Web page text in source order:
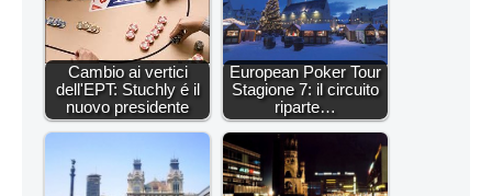
Cambio ai vertici
dell'EPT: Stuchly é il
nuovo presidente
European Poker Tour
Stagione 7: il circuito
riparte…